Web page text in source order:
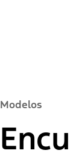
Modelos